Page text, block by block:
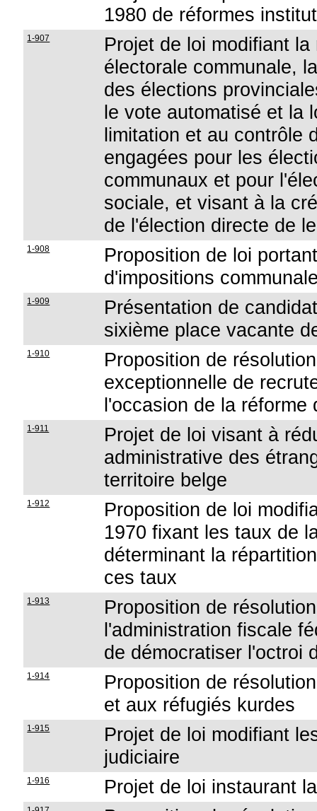
1980 de réformes
1-907
Projet de loi modifiant
électorale communale,
des élections
le vote automatisé et la
limitation et au contrôle
engagées pour les
communaux et pour
sociale, et visant à la
de l'élection directe de
1-908
Proposition de loi
d'impositions
1-909
Présentation de
sixième place vacante
1-910
Proposition de
exceptionnelle de
l'occasion de la réforme
1-911
Projet de loi visant à
administrative des
territoire belge
1-912
Proposition de loi
1970 fixant les taux de
déterminant la
ces taux
1-913
Proposition de
l'administration fiscale
de démocratiser l'octroi
1-914
Proposition de
et aux réfugiés kurdes
1-915
Projet de loi modifiant
judiciaire
1-916 Projet de loi instaurant